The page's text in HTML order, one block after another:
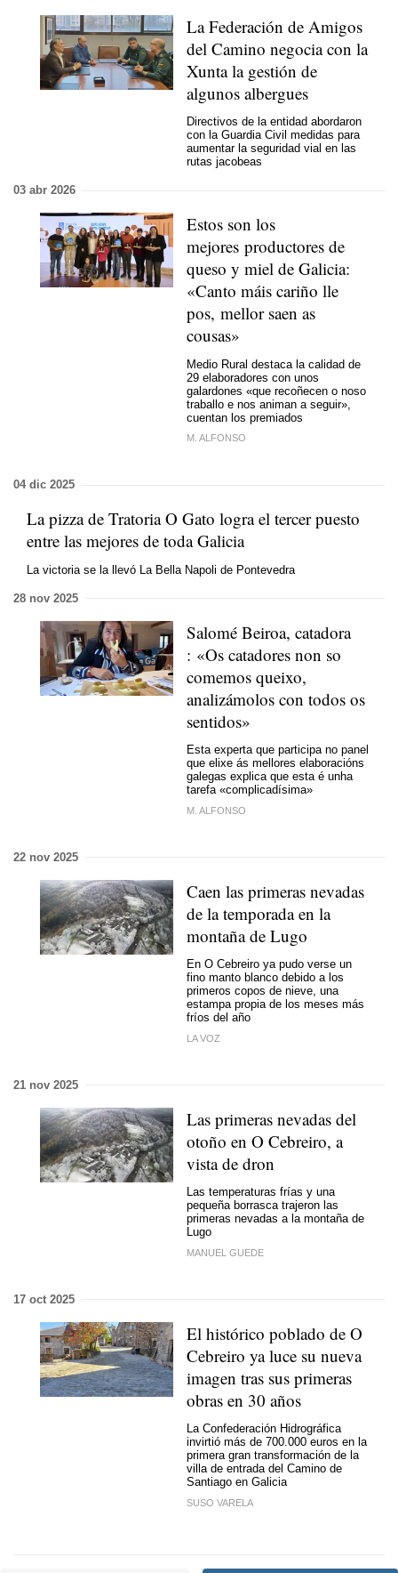
La Federación de Amigos
del Camino negocia con la
Xunta la gestión de
algunos albergues
Directivos de la entidad abordaron
con la Guardia Civil medidas para
aumentar la seguridad vial en las
rutas jacobeas
03 abr 2026
Estos son los
mejores productores de
queso y miel de Galicia:
«Canto máis cariño lle
pos, mellor saen as
cousas»
Medio Rural destaca la calidad de
29 elaboradores con unos
galardones «que recoñecen o noso
traballo e nos animan a seguir»,
cuentan los premiados
M. ALFONSO
04 dic 2025
La pizza de Tratoria O Gato logra el tercer puesto
entre las mejores de toda Galicia
La victoria se la llevó La Bella Napoli de Pontevedra
28 nov 2025
Salomé Beiroa, catadora
: «Os catadores non so
comemos queixo,
analizámolos con todos os
sentidos»
Esta experta que participa no panel
que elixe ás mellores elaboracións
galegas explica que esta é unha
tarefa «complicadísima»
M. ALFONSO
22 nov 2025
Caen las primeras nevadas
de la temporada en la
montaña de Lugo
En O Cebreiro ya pudo verse un
fino manto blanco debido a los
primeros copos de nieve, una
estampa propia de los meses más
fríos del año
LA VOZ
21 nov 2025
Las primeras nevadas del
otoño en O Cebreiro, a
vista de dron
Las temperaturas frías y una
pequeña borrasca trajeron las
primeras nevadas a la montaña de
Lugo
MANUEL GUEDE
17 oct 2025
El histórico poblado de O
Cebreiro ya luce su nueva
imagen tras sus primeras
obras en 30 años
La Confederación Hidrográfica
invirtió más de 700.000 euros en la
primera gran transformación de la
villa de entrada del Camino de
Santiago en Galicia
SUSO VARELA